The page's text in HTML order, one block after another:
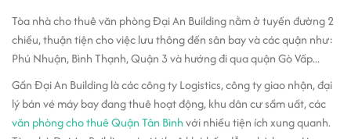
Tòa nhà cho thuê văn phòng Đại An Building nằm ở tuyến đường 2
chiều, thuận tiện cho việc lưu thông đến sân bay và các quận như:
Phú Nhuận, Bình Thạnh, Quận 3 và hướng đi qua quận Gò Vấp...
Gần Đại An Building là các công ty Logistics, công ty giao nhận, đại
lý bán vé máy bay đang thuê hoạt động, khu dân cư sầm uất, các
văn phòng cho thuê Quận Tân Bìnhvới nhiều tiện ích xung quanh.